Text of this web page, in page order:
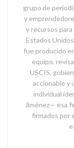
grupo de
y
y recursos
Estados
fue producido
equipo,
USCIS,
accionable y
individual
Jiménez— esa
firmados por